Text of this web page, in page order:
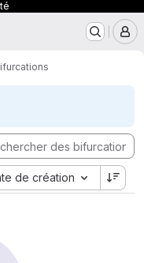
de création